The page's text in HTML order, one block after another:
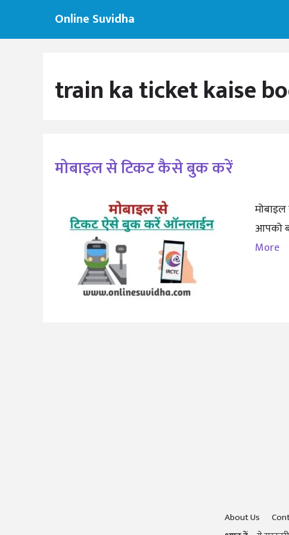
Online Suvidha
train ka ticket kaise
मोबाइल से टिकट कैसे बुक करें
आपको
More
About Us